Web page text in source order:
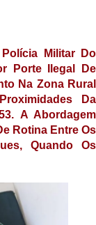
Militar Do
Porte Ilegal De
Na Zona Rural
Da
A Abordagem
Rotina Entre Os
Quando Os